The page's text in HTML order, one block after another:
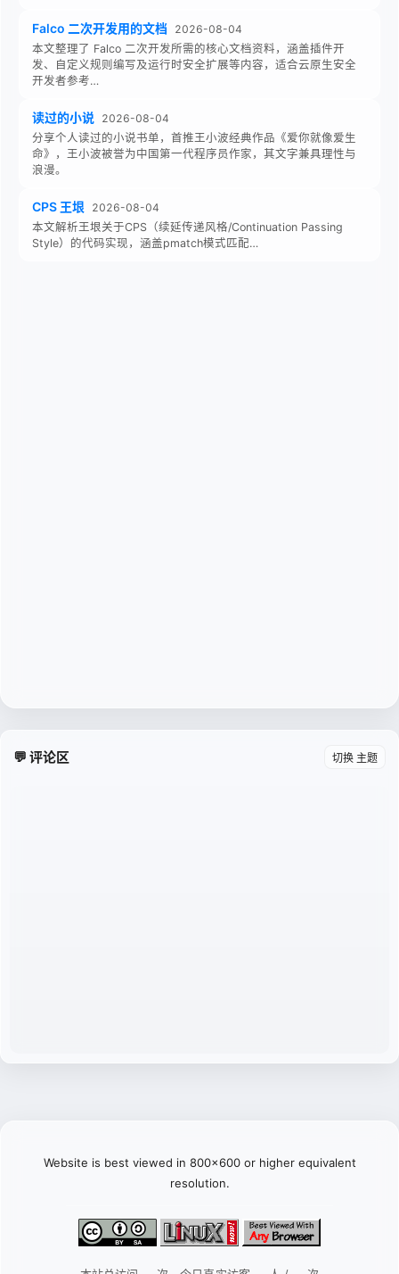
Falco 二次开发用的文档 2026-08-04
本文整理了 Falco 二次开发所需的核心文档资料，涵盖插件开
发、自定义规则编写及运行时安全扩展等内容，适合云原生安全
开发者参考…
读过的小说
2026-08-04
分享个人读过的小说书单，首推王小波经典作品《爱你就像爱生
命》，王小波被誉为中国第一代程序员作家，其文字兼具理性与
浪漫。
CPS 王垠
2026-08-04
本文解析王垠关于CPS（续延传递风格/Continuation Passing
Style）的代码实现，涵盖pmatch模式匹配…
💬 评论区 切换 主题
Website is best viewed in 800x600 or higher equivalent
resolution.